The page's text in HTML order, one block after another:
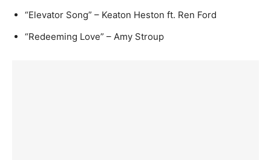
“Elevator Song” – Keaton Heston ft. Ren Ford
“Redeeming Love” – Amy Stroup